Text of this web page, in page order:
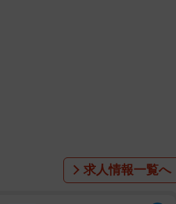
求人情報一覧へ